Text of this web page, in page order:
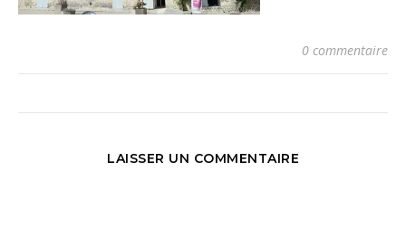
0 commentaire
LAISSER UN COMMENTAIRE